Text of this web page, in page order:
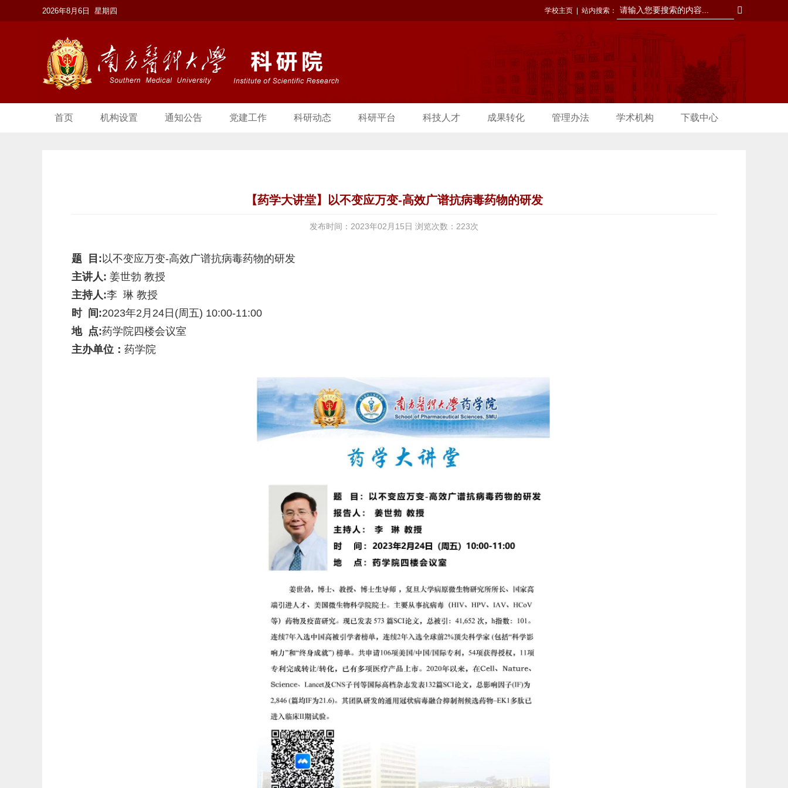
2026年8月6日 星期四 学校主页 站内搜索：
首页 机构设置 通知公告 党建工作 科研动态 科研平台 科技人才 成果转化 管理办法 学术机构 下载中心
【药学大讲堂】以不变应万变-高效广谱抗病毒药物的研发
发布时间：2023年02月15日 浏览次数： 223次
题 目: 以不变应万变-高效广谱抗病毒药物的研发
主讲人: 姜世勃 教授
主持人:李 琳 教授
时 间:2023年2月24日(周五) 10:00-11:00
地 点:药学院四楼会议室
主办单位： 药学院